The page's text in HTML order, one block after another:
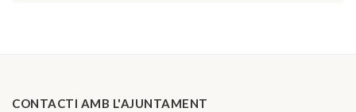
CONTACTI AMB L'AJUNTAMENT